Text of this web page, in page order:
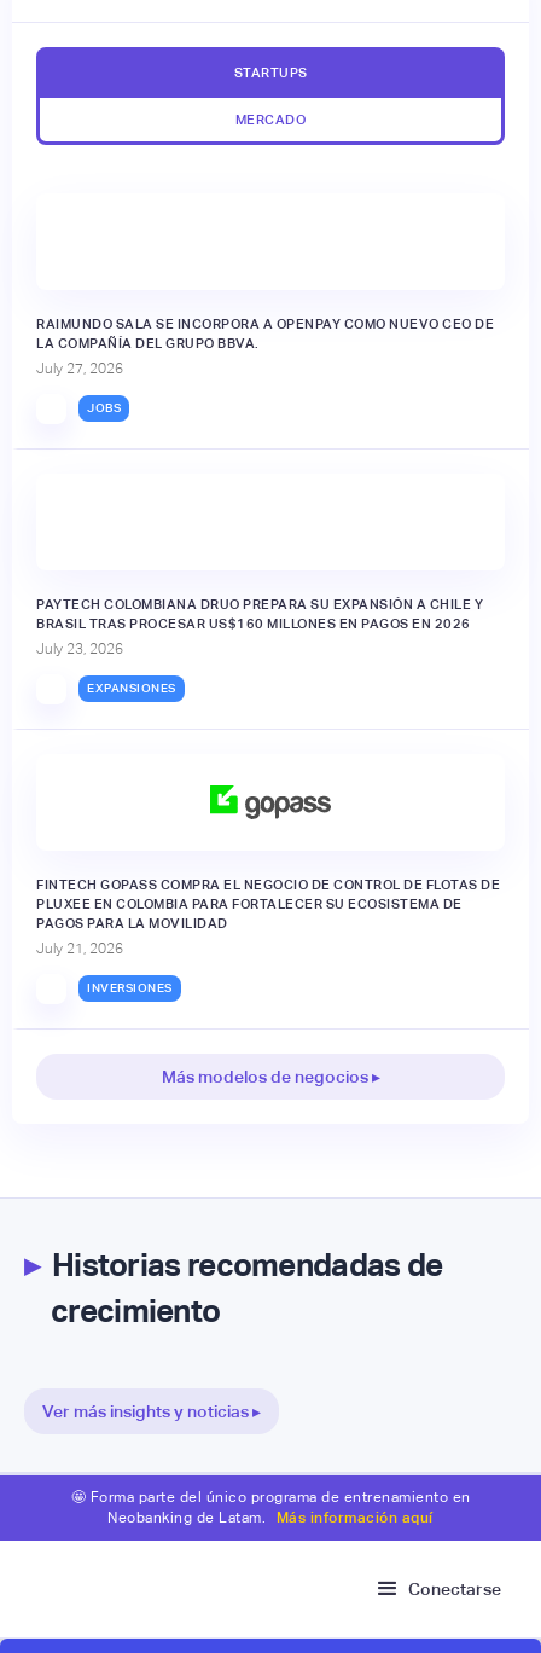
STARTUPS
MERCADO
RAIMUNDO SALA SE INCORPORA A OPENPAY COMO NUEVO CEO DE
LA COMPAÑÍA DEL GRUPO BBVA.
July 27, 2026
JOBS
PAYTECH COLOMBIANA DRUO PREPARA SU EXPANSIÓN A CHILE Y
BRASIL TRAS PROCESAR US$160 MILLONES EN PAGOS EN 2026
July 23, 2026
EXPANSIONES
FINTECH GOPASS COMPRA EL NEGOCIO DE CONTROL DE FLOTAS DE
PLUXEE EN COLOMBIA PARA FORTALECER SU ECOSISTEMA DE
PAGOS PARA LA MOVILIDAD
July 21, 2026
INVERSIONES
Más modelos de negocios ▸
▸Historias recomendadas de
crecimiento
Ver más insights y noticias ▸
🤩 Forma parte del único programa de entrenamiento en
Neobanking de Latam.
Más información aquí
Conectarse